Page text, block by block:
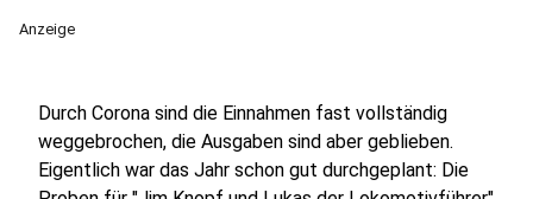
Anzeige
Durch Corona sind die Einnahmen fast vollständig
weggebrochen, die Ausgaben sind aber geblieben.
Eigentlich war das Jahr schon gut durchgeplant: Die